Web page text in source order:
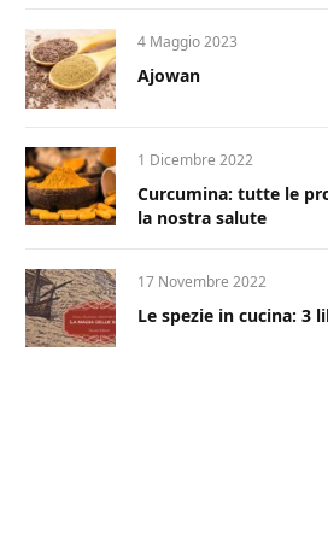
4 Maggio 2023
Ajowan
1 Dicembre 2022
Curcumina: tutte le
la nostra salute
17 Novembre 2022
Le spezie in cucina: 3